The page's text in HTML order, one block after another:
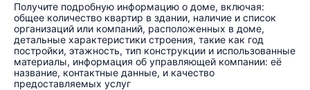
Получите подробную информацию о доме, включая:
общее количество квартир в здании, наличие и список
организаций или компаний, расположенных в доме,
детальные характеристики строения, такие как год
постройки, этажность, тип конструкции и использованные
материалы, информация об управляющей компании: её
название, контактные данные, и качество
предоставляемых услуг